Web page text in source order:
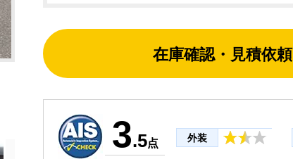
在庫確認・見積依頼
3.5点
外装